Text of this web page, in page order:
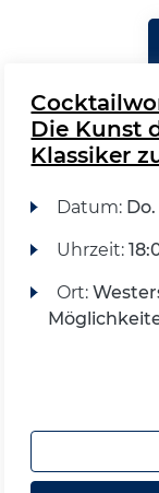
Die Kunst
Klassiker
Datum: Do.
Uhrzeit:
Ort: